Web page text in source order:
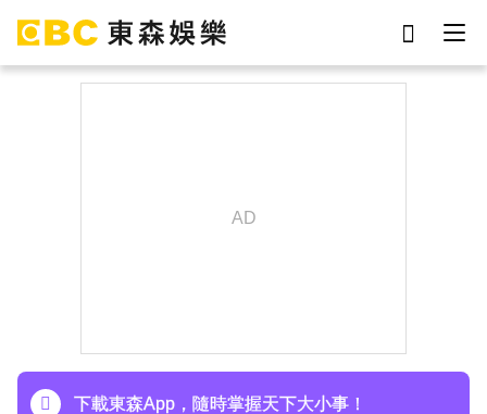
下載東森App，隨時掌握天下大小事！